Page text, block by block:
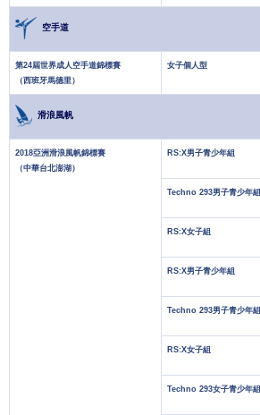
空手道
第24屆世界成人空手道錦標賽
（西班牙馬德里）
女子個人型
滑浪風帆
2018亞洲滑浪風帆錦標賽
（中華台北澎湖）
RS:X男子青少年組
Techno 293男子青少年組
RS:X女子組
RS:X男子青少年組
Techno 293男子青少年組
RS:X女子組
Techno 293女子青少年組